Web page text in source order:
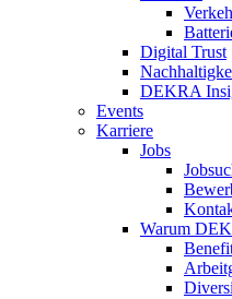
Digital Trust
DEKRA
Events
Karriere
Jobs
Warum